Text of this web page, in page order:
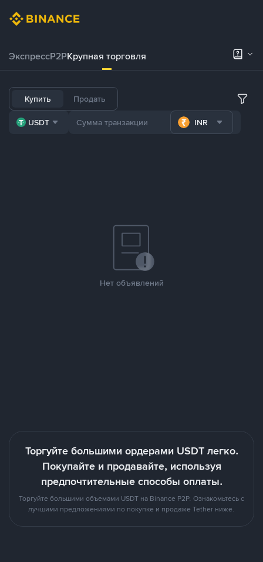
ЭкспрессP2PКрупная торговля
Купить Продать
USDT INR
Нет объявлений
Торгуйте большими ордерами USDT легко.
Покупайте и продавайте, используя
предпочтительные способы оплаты.
Торгуйте большими объемами USDT на Binance P2P. Ознакомьтесь с
лучшими предложениями по покупке и продаже Tether ниже.